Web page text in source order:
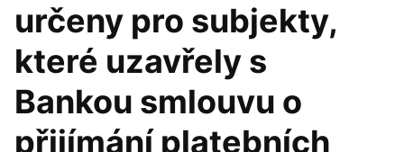
určeny pro subjekty,
které uzavřely s
Bankou smlouvu o
přijímání platebních